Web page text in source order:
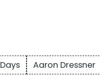
Aaron Dressner